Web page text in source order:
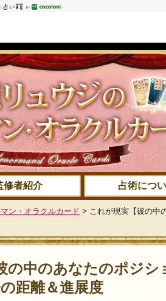
修者紹介 占術につ
ン・オラクルカード > これが現実【彼の中
の中のあなたのポジシ
距離＆進展度